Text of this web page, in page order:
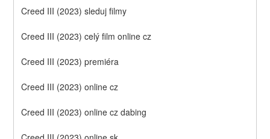
Creed III (2023) sleduj filmy
Creed III (2023) celý film online cz
Creed III (2023) premiéra
Creed III (2023) online cz
Creed III (2023) online cz dabing